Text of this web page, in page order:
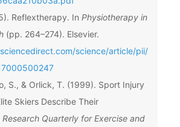
Reflextherapy. In Physiotherapy in
(pp. 264–274). Elsevier.
science/article/pii/
S., & Orlick, T. (1999). Sport Injury
Skiers Describe Their
Research Quarterly for Exercise and